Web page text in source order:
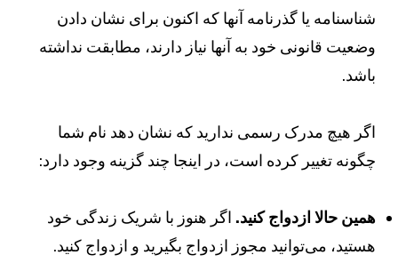
شناسنامه یا گذرنامه آنها که اکنون برای نشان دادن
وضعیت قانونی خود به آنها نیاز دارند، مطابقت نداشته
باشد.
اگر هیچ مدرک رسمی ندارید که نشان دهد نام شما
چگونه تغییر کرده است، در اینجا چند گزینه وجود دارد:
همین حالا ازدواج کنید.اگر هنوز با شریک زندگی خود
هستید، می‌توانید مجوز ازدواج بگیرید و ازدواج کنید.